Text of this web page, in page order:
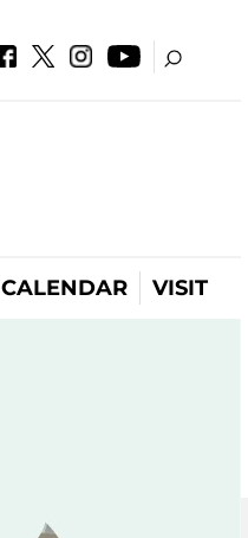
CALENDAR VISIT